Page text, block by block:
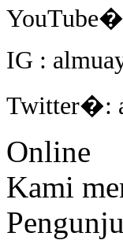
IG :
Twitter�:
Online
Kami